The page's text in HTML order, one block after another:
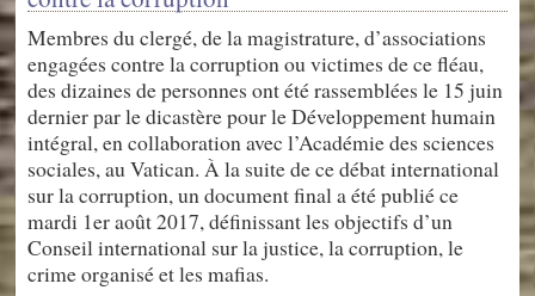
Membres du clergé, de la magistrature, d’associations
engagées contre la corruption ou victimes de ce fléau,
des dizaines de personnes ont été rassemblées le 15 juin
dernier par le dicastère pour le Développement humain
intégral, en collaboration avec l’Académie des sciences
sociales, au Vatican. À la suite de ce débat international
sur la corruption, un document final a été publié ce
mardi 1er août 2017, définissant les objectifs d’un
Conseil international sur la justice, la corruption, le
crime organisé et les mafias.